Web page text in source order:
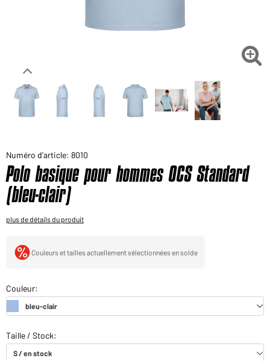

Numéro d'article: 8010
Polo basique pour hommes OCS Standard
(bleu-clair)
plus de détails du produit
Couleurs et tailles actuellement sélectionnées en solde